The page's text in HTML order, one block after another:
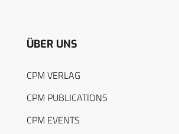
ÜBER UNS
CPM VERLAG
CPM PUBLICATIONS
CPM EVENTS